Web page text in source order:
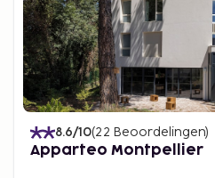
8.6/10(22 Beoordelingen)
Apparteo Montpellier